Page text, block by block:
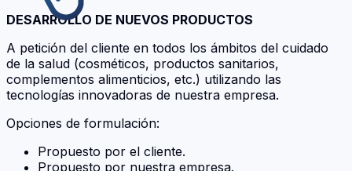
DESARROLLO DE NUEVOS PRODUCTOS
A petición del cliente en todos los ámbitos del cuidado
de la salud (cosméticos, productos sanitarios,
complementos alimenticios, etc.) utilizando las
tecnologías innovadoras de nuestra empresa.
Opciones de formulación:
Propuesto por el cliente.
Propuesto por nuestra empresa.